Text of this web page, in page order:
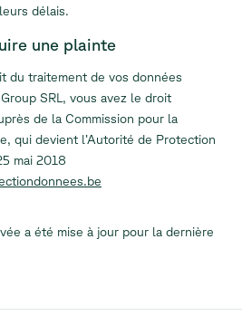
délais.
une plainte
du traitement de vos données
SRL, vous avez le droit
de la Commission pour la
qui devient l’Autorité de Protection
mai 2018
a été mise à jour pour la dernière